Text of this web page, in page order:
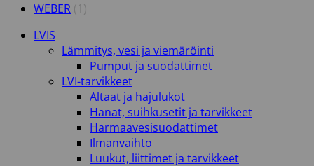
WEBER (1)
LVIS
Lämmitys, vesi ja viemäröinti
Pumput ja suodattimet
LVI-tarvikkeet
Altaat ja hajulukot
Hanat, suihkusetit ja tarvikkeet
Harmaavesisuodattimet
Ilmanvaihto
Luukut, liittimet ja tarvikkeet